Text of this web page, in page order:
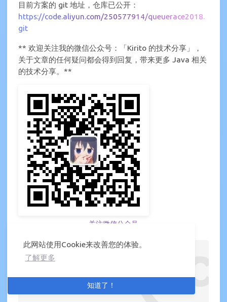
此网站使用Cookie来改善您的体验。
了解更多
知道了！
目前方案的 git 地址，仓库已公开：
https://code.aliyun.com/250577914/queuerace2018.
git
** 欢迎关注我的微信公众号：「Kirito 的技术分享」，
关于文章的任何疑问都会得到回复，带来更多 Java 相关
的技术分享。**
关注微信公众号
天池中间件大赛百万队列存储设计总结【复赛】
https://www.cnkirito.moe/mq-million-queue/
作者 发布于
2018-07-13
更新于
2026-05-21
许可协议